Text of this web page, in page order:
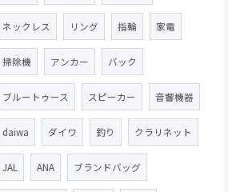
ネックレス リング 指輪 家電
掃除機 アンカー バック
ブルートゥース スピーカー 音響機器
daiwa ダイワ 釣り クラリネット
JAL ANA ブランドバッグ